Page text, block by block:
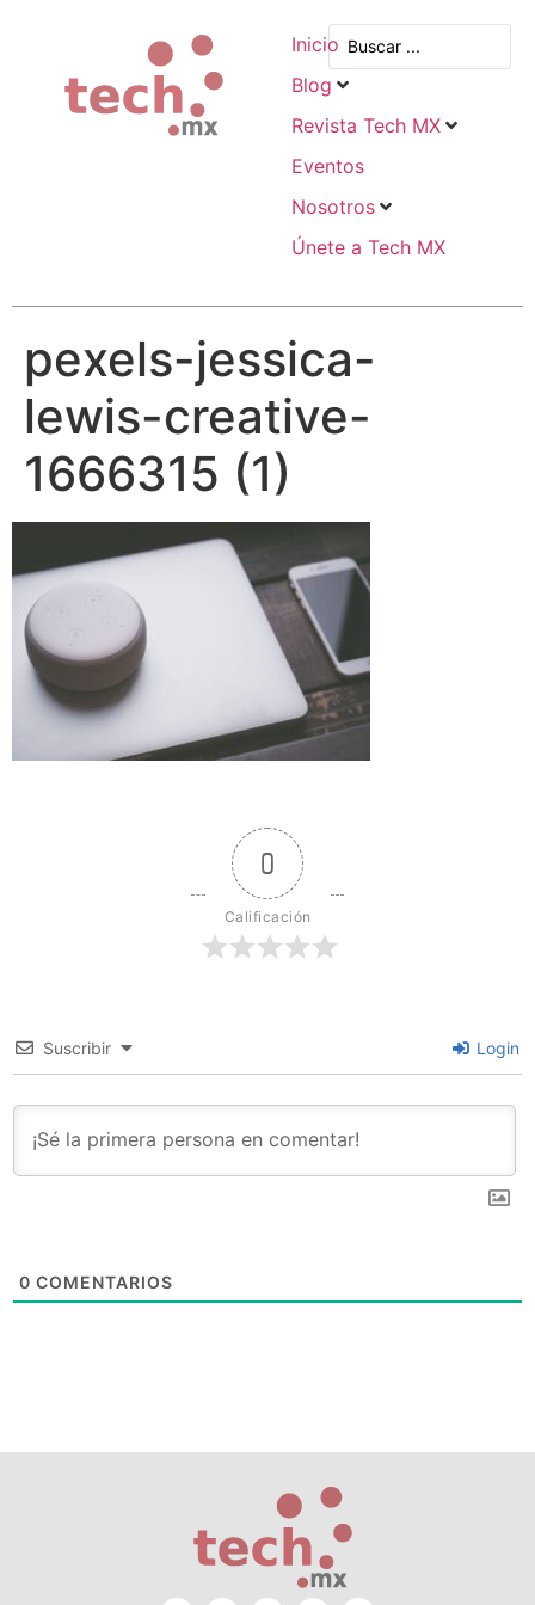
Inicio
Blog
Revista Tech MX
Eventos
Nosotros
Únete a Tech MX
pexels-jessica-
lewis-creative-
1666315 (1)
0
Calificación
Suscribir Login
0 COMENTARIOS